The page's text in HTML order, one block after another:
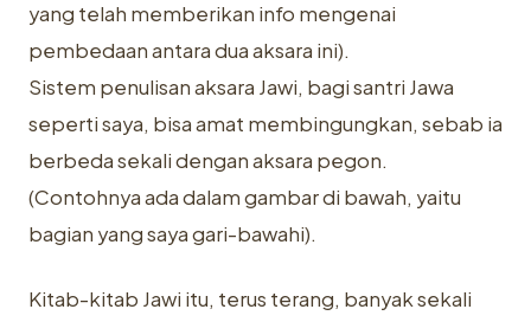
yang telah memberikan info mengenai
pembedaan antara dua aksara ini).
Sistem penulisan aksara Jawi, bagi santri Jawa
seperti saya, bisa amat membingungkan, sebab ia
berbeda sekali dengan aksara pegon.
(Contohnya ada dalam gambar di bawah, yaitu
bagian yang saya gari-bawahi).
Kitab-kitab Jawi itu, terus terang, banyak sekali